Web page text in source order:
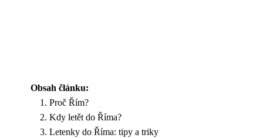
Obsah článku:
Proč Řím?
Kdy letět do Říma?
Letenky do Říma: tipy a triky